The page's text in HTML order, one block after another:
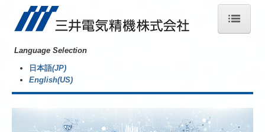
製品案内
Language Selection
日本語(JP)
English(US)